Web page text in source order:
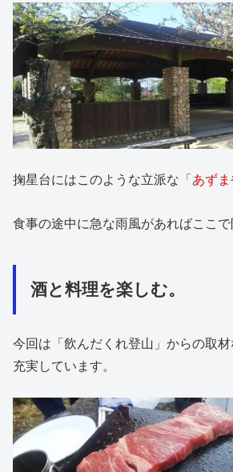
掬星台にはこのような立派な 「あずま
食事の途中に急な雨風があればここで
酒と料理を楽しむ。
今回は「飲んだくれ登山」からの取
充実しています。